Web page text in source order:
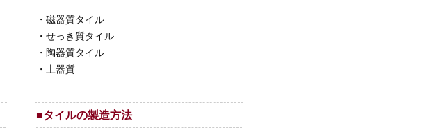
・ 磁器質タイル
・ せっき質タイル
・ 陶器質タイル
・ 土器質
■タイルの製造方法